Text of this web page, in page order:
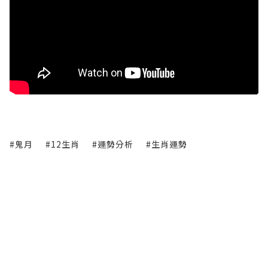
#鬼月 #12生肖 #運勢分析 #生肖運勢